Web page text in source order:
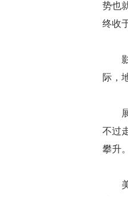
势也
终收
影
际，
展
不过
攀升。
美